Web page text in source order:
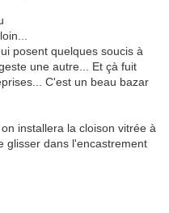
posent quelques soucis à
une autre... Et çà fuit
C'est un beau bazar
installera la cloison vitrée à
glisser dans l'encastrement